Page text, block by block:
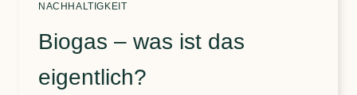
NACHHALTIGKEIT
Biogas – was ist das
eigentlich?